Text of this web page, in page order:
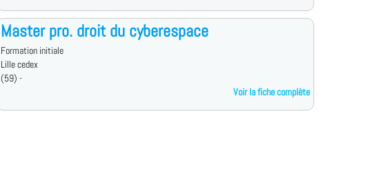
Master pro. droit du cyberespace
Formation initiale
Lille cedex
(59) -
Voir la fiche complète